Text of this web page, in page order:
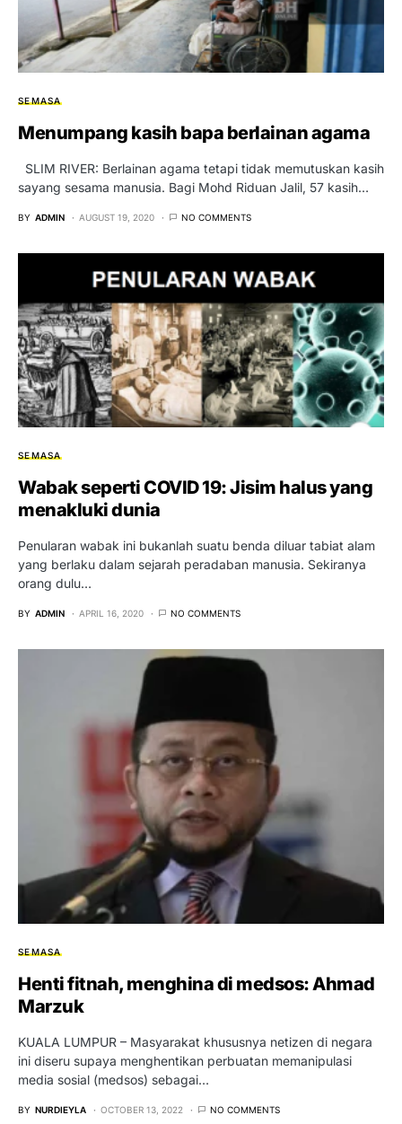
SEMASA
Menumpang kasih bapa berlainan agama
SLIM RIVER: Berlainan agama tetapi tidak memutuskan kasih
sayang sesama manusia. Bagi Mohd Riduan Jalil, 57 kasih…
BY ADMIN AUGUST 19, 2020 NO COMMENTS
SEMASA
Wabak seperti COVID 19: Jisim halus yang
menakluki dunia
Penularan wabak ini bukanlah suatu benda diluar tabiat alam
yang berlaku dalam sejarah peradaban manusia. Sekiranya
orang dulu…
BY ADMIN APRIL 16, 2020 NO COMMENTS
SEMASA
Henti fitnah, menghina di medsos: Ahmad
Marzuk
KUALA LUMPUR – Masyarakat khususnya netizen di negara
ini diseru supaya menghentikan perbuatan memanipulasi
media sosial (medsos) sebagai…
BY NURDIEYLA OCTOBER 13, 2022 NO COMMENTS